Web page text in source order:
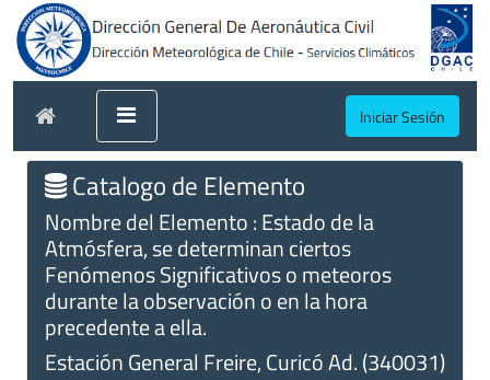
Iniciar Sesión
Catalogo de Elemento
Nombre del Elemento : Estado de la
Atmósfera, se determinan ciertos
Fenómenos Significativos o meteoros
durante la observación o en la hora
precedente a ella.
Estación General Freire, Curicó Ad. (340031)